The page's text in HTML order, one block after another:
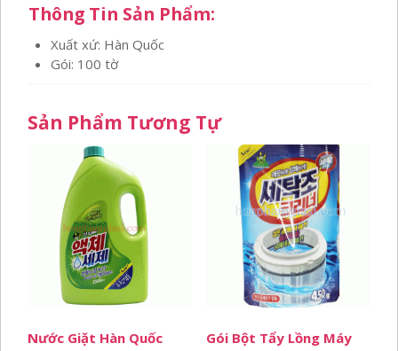
Thông Tin Sản Phẩm:
Xuất xứ: Hàn Quốc
Gói: 100 tờ
Sản Phẩm Tương Tự
Nước Giặt Hàn Quốc
Gói Bột Tẩy Lồng Máy